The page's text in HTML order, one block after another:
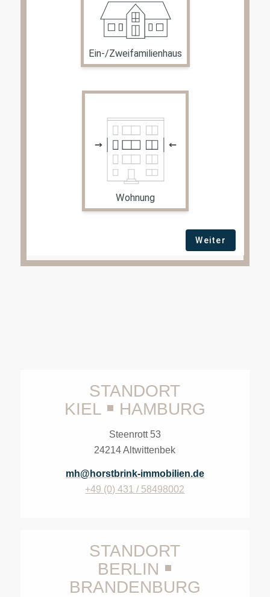
STANDORT
KIEL￭ HAMBURG
Steenrott 53
24214 Altwittenbek
mh@horstbrink-immobilien.de
+49 (0) 431 / 58498002
STANDORT
BERLIN ￭
BRANDENBURG